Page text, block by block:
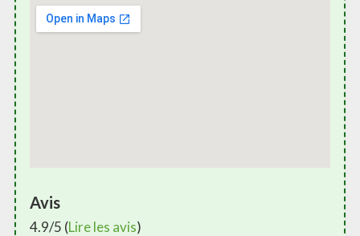
Avis
4.9/5 (Lire les avis)